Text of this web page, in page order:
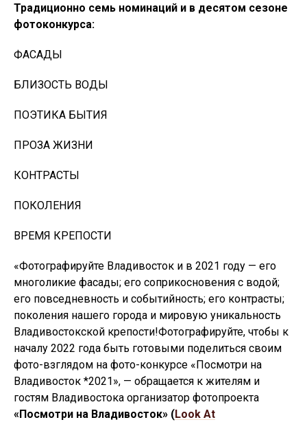
Традиционно семь номинаций​ и в десятом сезоне
фотоконкурса:
ФАСАДЫ
БЛИЗОСТЬ ВОДЫ
ПОЭТИКА БЫТИЯ
ПРОЗА ЖИЗНИ​
КОНТРАСТЫ​
ПОКОЛЕНИЯ
ВРЕМЯ КРЕПОСТИ
​«Фотографируйте Владивосток и в 2021 году — его
многоликие фасады; его соприкосновения с водой;
его повседневность и событийность; его контрасты;
поколения нашего города и мировую уникальность
Владивостокской крепости!​Фотографируйте, чтобы к
началу 2022 года быть готовыми поделиться своим
фото-взглядом на фото-конкурсе «Посмотри на
Владивосток *2021», — обращается к жителям и
гостям Владивостока организатор фотопроекта
«Посмотри на Владивосток» (Look At